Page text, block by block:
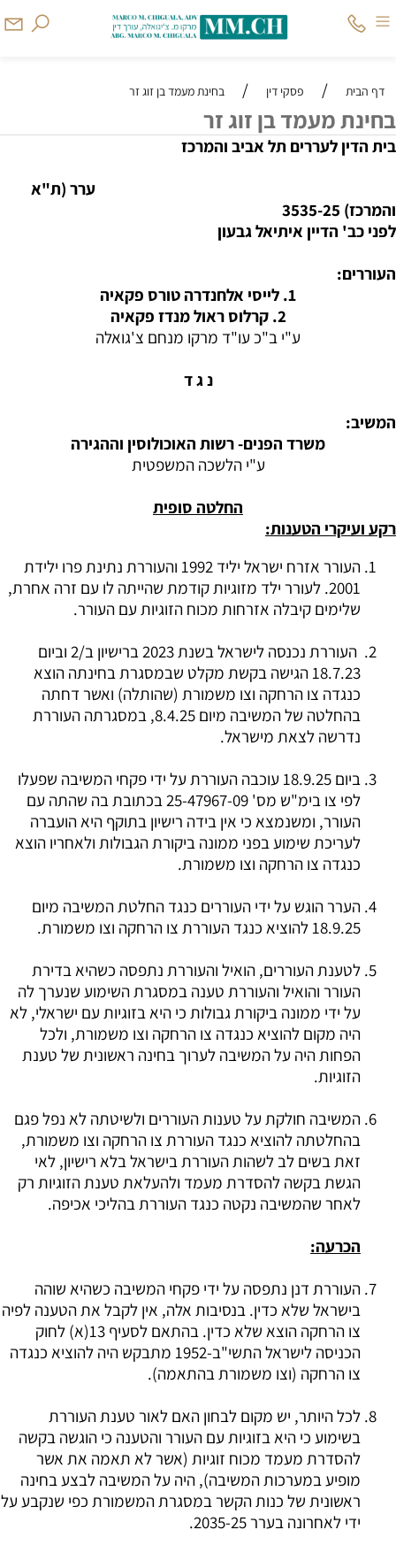
דף הבית / פסקי דין / בחינת מעמד בן זוג זר
בחינת מעמד בן זוג זר
בית הדין לעררים תל אביב והמרכז
ערר (ת"א
והמרכז) 3535-25
לפני כב' הדיין איתיאל גבעון
העוררים:
1. לייסי אלחנדרה טורס פקאיה
2. קרלוס ראול מנדז פקאיה
ע"י ב"כ עו"ד מרקו מנחם צ'גואלה
נ ג ד
המשיב:
משרד הפנים- רשות האוכולוסין וההגירה
ע"י הלשכה המשפטית
החלטה סופית
רקע ועיקרי הטענות:
העורר אזרח ישראל יליד 1992 והעוררת נתינת פרו ילידת
2001. לעורר ילד מזוגיות קודמת שהייתה לו עם זרה אחרת,
שלימים קיבלה אזרחות מכוח הזוגיות עם העורר.
העוררת נכנסה לישראל בשנת 2023 ברישיון ב/2 וביום
18.7.23 הגישה בקשת מקלט שבמסגרת בחינתה הוצא
כנגדה צו הרחקה וצו משמורת (שהותלה) ואשר דחתה
בהחלטה של המשיבה מיום 8.4.25, במסגרתה העוררת
נדרשה לצאת מישראל.
ביום 18.9.25 עוכבה העוררת על ידי פקחי המשיבה שפעלו
לפי צו בימ"ש מס' 25-47967-09 בכתובת בה שהתה עם
העורר, ומשנמצא כי אין בידה רישיון בתוקף היא הועברה
לעריכת שימוע בפני ממונה ביקורת הגבולות ולאחריו הוצא
כנגדה צו הרחקה וצו משמורת.
הערר הוגש על ידי העוררים כנגד החלטת המשיבה מיום
18.9.25 להוציא כנגד העוררת צו הרחקה וצו משמורת.
לטענת העוררים, הואיל והעוררת נתפסה כשהיא בדירת
העורר והואיל והעוררת טענה במסגרת השימוע שנערך לה
על ידי ממונה ביקורת גבולות כי היא בזוגיות עם ישראלי, לא
היה מקום להוציא כנגדה צו הרחקה וצו משמורת, ולכל
הפחות היה על המשיבה לערוך בחינה ראשונית של טענת
הזוגיות.
המשיבה חולקת על טענות העוררים ולשיטתה לא נפל פגם
בהחלטתה להוציא כנגד העוררת צו הרחקה וצו משמורת,
זאת בשים לב לשהות העוררת בישראל בלא רישיון, לאי
הגשת בקשה להסדרת מעמד ולהעלאת טענת הזוגיות רק
לאחר שהמשיבה נקטה כנגד העוררת בהליכי אכיפה.
הכרעה:
העוררת דנן נתפסה על ידי פקחי המשיבה כשהיא שוהה
בישראל שלא כדין. בנסיבות אלה, אין לקבל את הטענה לפיה
צו הרחקה הוצא שלא כדין. בהתאם לסעיף 13(א) לחוק
הכניסה לישראל התשי"ב-1952 מתבקש היה להוציא כנגדה
צו הרחקה (וצו משמורת בהתאמה).
לכל היותר, יש מקום לבחון האם לאור טענת העוררת
בשימוע כי היא בזוגיות עם העורר והטענה כי הוגשה בקשה
להסדרת מעמד מכוח זוגיות (אשר לא תאמה את אשר
מופיע במערכות המשיבה), היה על המשיבה לבצע בחינה
ראשונית של כנות הקשר במסגרת המשמורת כפי שנקבע על
ידי לאחרונה בערר 2035-25.